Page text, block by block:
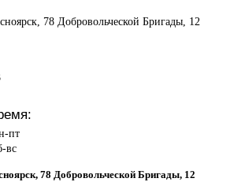
78 Добровольческой Бригады, 12
пт
вс
78 Добровольческой Бригады, 12